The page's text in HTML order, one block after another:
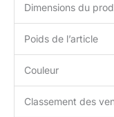
Dimensions du
Poids de l’article
Couleur
Classement des